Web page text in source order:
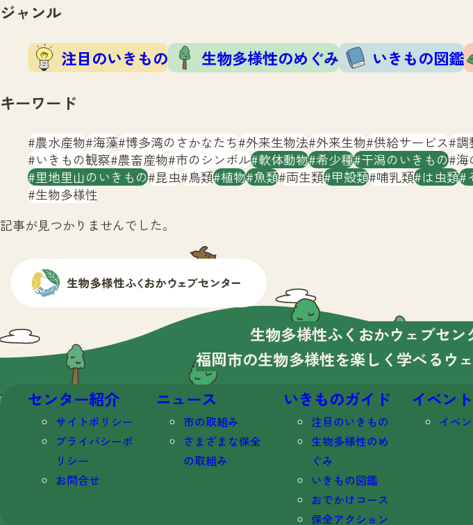
ジャンル
注目のいきもの 生物多様性のめぐみ いきもの図鑑
キーワード
農水産物 海藻 博多湾のさかなたち 外来生物法 外来生物 供給サービス 調
いきもの観察 農畜産物 市のシンボル 軟体動物 希少種 干潟のいきもの 海
里地里山のいきもの 昆虫 鳥類 植物 魚類 両生類 甲殻類 哺乳類 は虫類
生物多様性
記事が見つかりませんでした。
生物多様性ふくおかウェブセン
福岡市の生物多様性を楽しく学べる ウ
センター紹介
サイトポリシー
プライバシーポ
リシー
お問合せ
ニュース
市の取組み
さまざまな保全
の取組み
いきものガイド
注目のいきもの
生物多様性のめ
ぐみ
いきもの図鑑
おでかけコース
保全アクション
イベント
イベ